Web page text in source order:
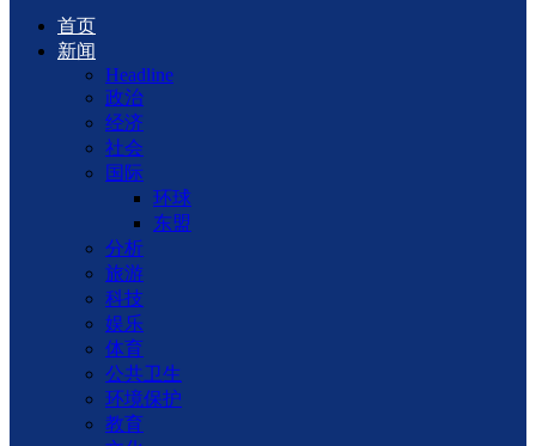
首页
新闻
Headline
政治
经济
社会
国际
环球
东盟
分析
旅游
科技
娱乐
体育
公共卫生
环境保护
教育